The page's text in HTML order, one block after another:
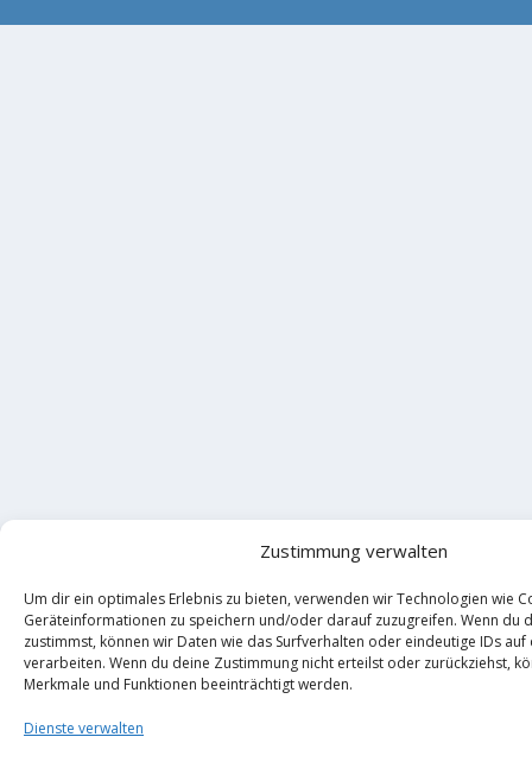
Zustimmung verwalten
Um dir ein optimales Erlebnis zu bieten, verwenden wir Technologien wie
Geräteinformationen zu speichern und/oder darauf zuzugreifen. Wenn du
zustimmst, können wir Daten wie das Surfverhalten oder eindeutige IDs
verarbeiten. Wenn du deine Zustimmung nicht erteilst oder zurückziehst,
Merkmale und Funktionen beeinträchtigt werden.
Dienste verwalten